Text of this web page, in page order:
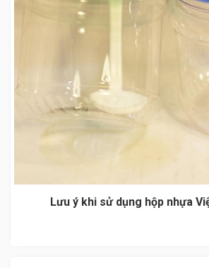
Lưu ý khi sử dụng hộp nhựa